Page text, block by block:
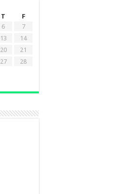
T
F
6
7
13
14
20
21
27
28